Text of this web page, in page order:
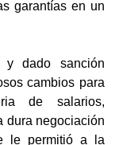
garantías en un
y dado sanción
cambios para
de salarios,
dura negociación
le permitió a la